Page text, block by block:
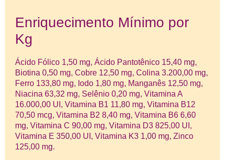
Enriquecimento Mínimo por
Kg
Ácido Fólico 1,50 mg, Ácido Pantotênico 15,40 mg,
Biotina 0,50 mg, Cobre 12,50 mg, Colina 3.200,00 mg,
Ferro 133,80 mg, Iodo 1,80 mg, Manganês 12,50 mg,
Niacina 63,32 mg, Selênio 0,20 mg, Vitamina A
16.000,00 UI, Vitamina B1 11,80 mg, Vitamina B12
70,50 mcg, Vitamina B2 8,40 mg, Vitamina B6 6,60
mg, Vitamina C 90,00 mg, Vitamina D3 825,00 UI,
Vitamina E 350,00 UI, Vitamina K3 1,00 mg, Zinco
125,00 mg.